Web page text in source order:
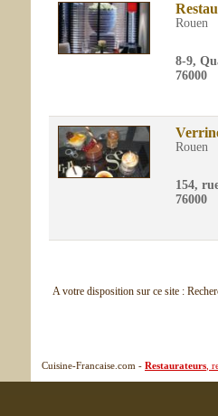
Rouen
8-9,
76000
Rouen
154,
76000
A votre disposition sur ce site :
Cuisine-Francaise.com - Restaurateurs ,